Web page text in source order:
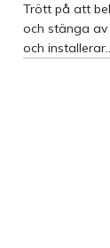
Trött på att
och stänga av
och